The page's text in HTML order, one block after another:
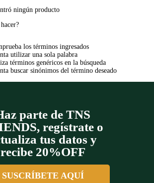
ningún producto
los términos ingresados
utilizar una sola palabra
términos genéricos en la búsqueda
buscar sinónimos del término deseado
parte de TNS
regístrate o
tus datos y
recibe 20%OFF
SUSCRÍBETE AQUÍ